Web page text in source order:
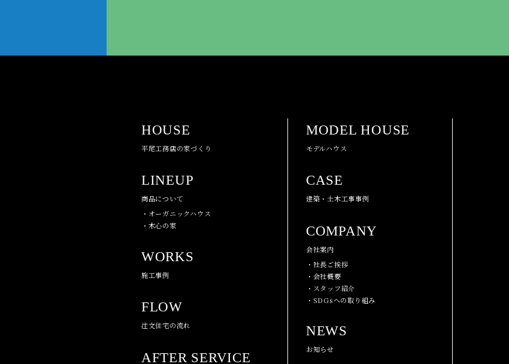
HOUSE
平尾工務店の家づくり
LINEUP
商品について
・オーガニックハウス
・木心の家
WORKS
施工事例
FLOW
注文住宅の流れ
AFTER SERVICE
MODEL HOUSE
モデルハウス
CASE
建築・土木工事事例
COMPANY
会社案内
・社長ご挨拶
・会社概要
・スタッフ紹介
・SDGsへの取り組み
NEWS
お知らせ